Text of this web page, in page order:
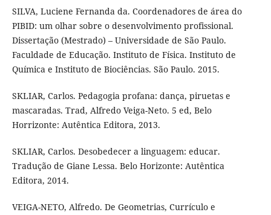
SILVA, Luciene Fernanda da. Coordenadores de área do
PIBID: um olhar sobre o desenvolvimento profissional.
Dissertação (Mestrado) – Universidade de São Paulo.
Faculdade de Educação. Instituto de Física. Instituto de
Química e Instituto de Biociências. São Paulo. 2015.
SKLIAR, Carlos. Pedagogia profana: dança, piruetas e
mascaradas. Trad, Alfredo Veiga-Neto. 5 ed, Belo
Horrizonte: Autêntica Editora, 2013.
SKLIAR, Carlos. Desobedecer a linguagem: educar.
Tradução de Giane Lessa. Belo Horizonte: Autêntica
Editora, 2014.
VEIGA-NETO, Alfredo. De Geometrias, Currículo e